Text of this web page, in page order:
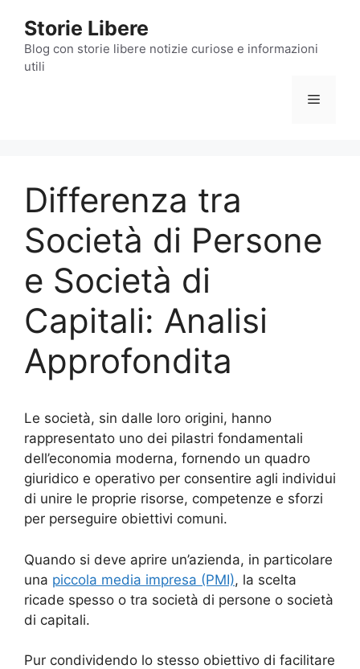
contenuto
Storie Libere
Blog con storie libere notizie curiose e informazioni
utili
Menu
Differenza tra
Società di Persone
e Società di
Capitali: Analisi
Approfondita
Le società, sin dalle loro origini, hanno
rappresentato uno dei pilastri fondamentali
dell’economia moderna, fornendo un quadro
giuridico e operativo per consentire agli individui
di unire le proprie risorse, competenze e sforzi
per perseguire obiettivi comuni.
Quando si deve aprire un’azienda, in particolare
una piccola media impresa (PMI), la scelta
ricade spesso o tra società di persone o società
di capitali.
Pur condividendo lo stesso obiettivo di facilitare